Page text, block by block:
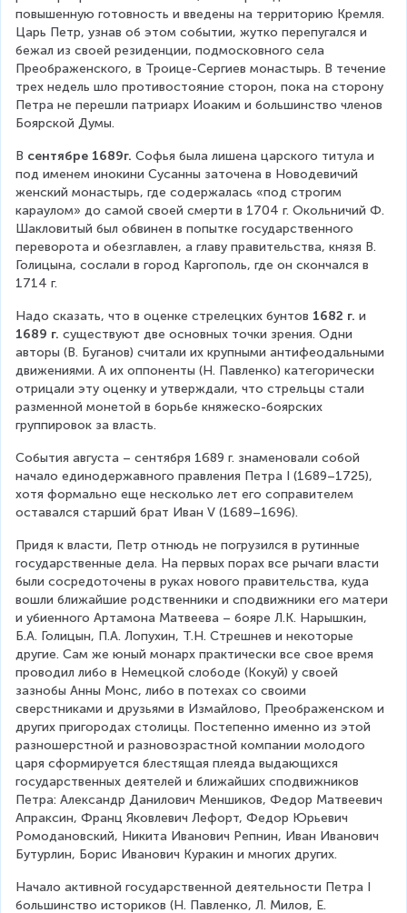
повышенную готовность и введены на территорию Кремля.
Царь Петр, узнав об этом событии, жутко перепугался и
бежал из своей резиденции, подмосковного села
Преображенского, в Троице-Сергиев монастырь. В течение
трех недель шло противостояние сторон, пока на сторону
Петра не перешли патриарх Иоаким и большинство членов
Боярской Думы.
В сентябре 1689г. Софья была лишена царского титула и
под именем инокини Сусанны заточена в Новодевичий
женский монастырь, где содержалась «под строгим
караулом» до самой своей смерти в 1704 г. Окольничий Ф.
Шакловитый был обвинен в попытке государственного
переворота и обезглавлен, а главу правительства, князя В.
Голицына, сослали в город Каргополь, где он скончался в
1714 г.
Надо сказать, что в оценке стрелецких бунтов 1682 г. и
1689 г. существуют две основных точки зрения. Одни
авторы (В. Буганов) считали их крупными антифеодальными
движениями. А их оппоненты (Н. Павленко) категорически
отрицали эту оценку и утверждали, что стрельцы стали
разменной монетой в борьбе княжеско-боярских
группировок за власть.
События августа – сентября 1689 г. знаменовали собой
начало единодержавного правления Петра I (1689–1725),
хотя формально еще несколько лет его соправителем
оставался старший брат Иван V (1689–1696).
Придя к власти, Петр отнюдь не погрузился в рутинные
государственные дела. На первых порах все рычаги власти
были сосредоточены в руках нового правительства, куда
вошли ближайшие родственники и сподвижники его матери
и убиенного Артамона Матвеева – бояре Л.К. Нарышкин,
Б.А. Голицын, П.А. Лопухин, Т.Н. Стрешнев и некоторые
другие. Сам же юный монарх практически все свое время
проводил либо в Немецкой слободе (Кокуй) у своей
зазнобы Анны Монс, либо в потехах со своими
сверстниками и друзьями в Измайлово, Преображенском и
других пригородах столицы. Постепенно именно из этой
разношерстной и разновозрастной компании молодого
царя сформируется блестящая плеяда выдающихся
государственных деятелей и ближайших сподвижников
Петра: Александр Данилович Меншиков, Федор Матвеевич
Апраксин, Франц Яковлевич Лефорт, Федор Юрьевич
Ромодановский, Никита Иванович Репнин, Иван Иванович
Бутурлин, Борис Иванович Куракин и многих других.
Начало активной государственной деятельности Петра I
большинство историков (Н. Павленко, Л. Милов, Е.